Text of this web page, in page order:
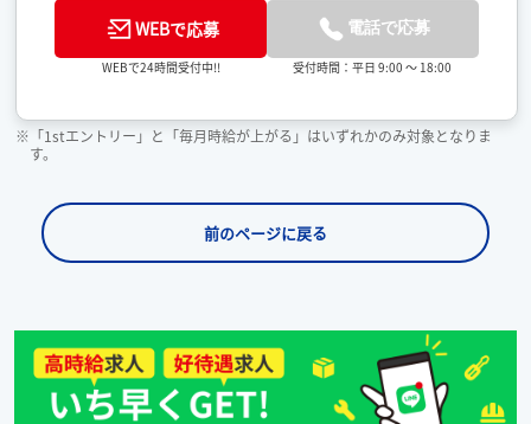
WEBで応募
WEBで24時間受付中!!
電話で応募
受付時間：平日 9:00 ～ 18:00
※「1stエントリー」と「毎月時給が上がる」はいずれかのみ対象となりま
す。
前のページに戻る